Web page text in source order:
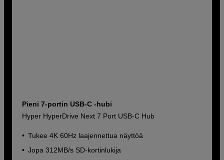
Pieni 7-portin USB-C -hubi
Hyper HyperDrive Next 7 Port USB-C Hub
Tukee 4K 60Hz laajennettua näyttöä
Jopa 312MB/s SD-kortinlukija